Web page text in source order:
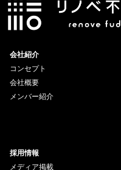
会社紹介
コンセプト
会社概要
メンバー紹介
採用情報
メディア掲載